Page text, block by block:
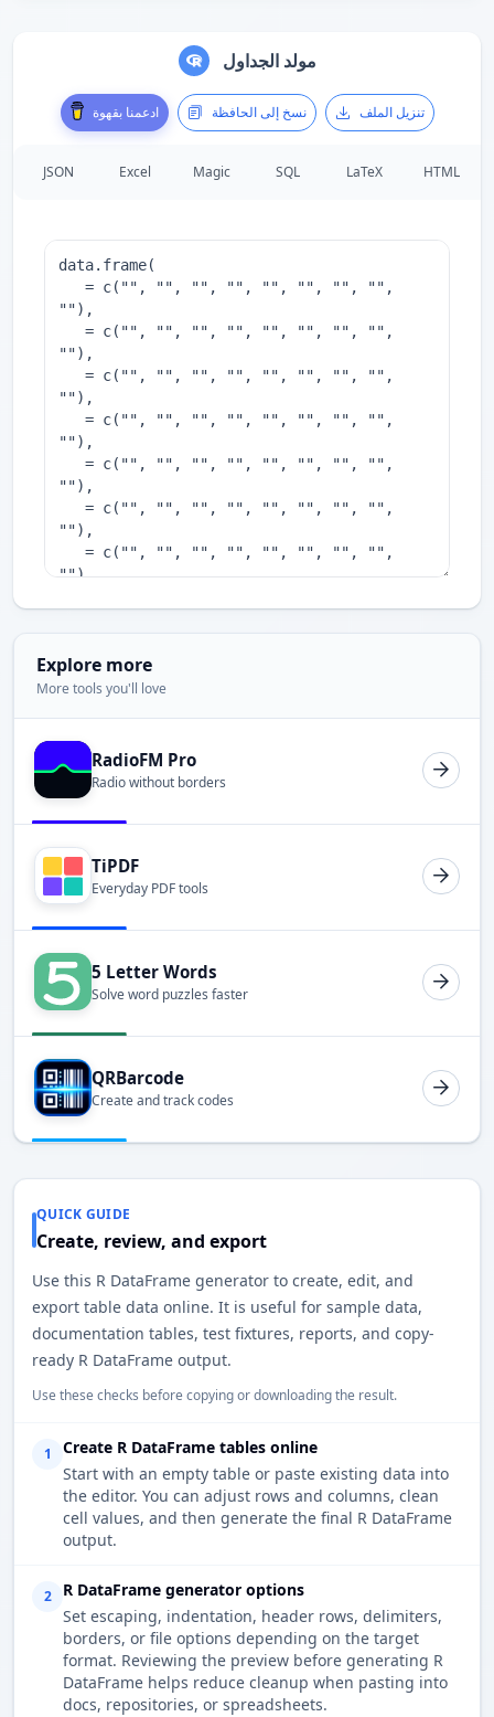
مولد الجداول
ادعمنا بقهوة نسخ إلى الحافظة تنزيل الملف
JSON Excel Magic SQL LaTeX HTML
Explore more
More tools you'll love
RadioFM Pro
Radio without borders
TiPDF
Everyday PDF tools
5 Letter Words
Solve word puzzles faster
QRBarcode
Create and track codes
QUICK GUIDE
Create, review, and export
Use this R DataFrame generator to create, edit, and
export table data online. It is useful for sample data,
documentation tables, test fixtures, reports, and copy-
ready R DataFrame output.
Use these checks before copying or downloading the result.
1
Create R DataFrame tables online
Start with an empty table or paste existing data into
the editor. You can adjust rows and columns, clean
cell values, and then generate the final R DataFrame
output.
2
R DataFrame generator options
Set escaping, indentation, header rows, delimiters,
borders, or file options depending on the target
format. Reviewing the preview before generating R
DataFrame helps reduce cleanup when pasting into
docs, repositories, or spreadsheets.